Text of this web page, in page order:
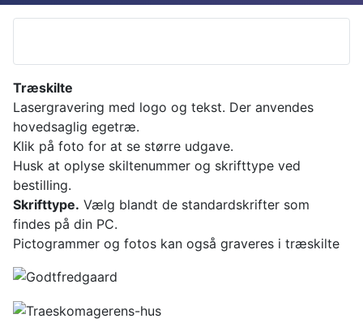
Træskilte
Lasergravering med logo og tekst. Der anvendes
hovedsaglig egetræ.
Klik på foto for at se større udgave.
Husk at oplyse skiltenummer og skrifttype ved
bestilling.
Skrifttype. Vælg blandt de standardskrifter som
findes på din PC.
Pictogrammer og fotos kan også graveres i træskilte